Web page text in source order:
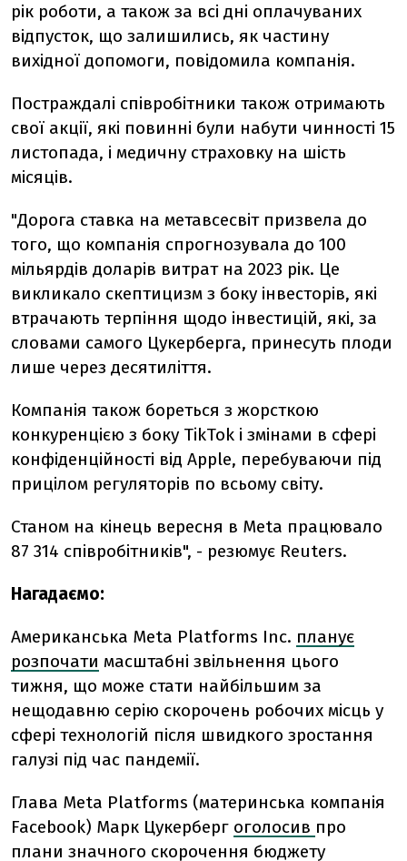
рік роботи, а також за всі дні оплачуваних
відпусток, що залишились, як частину
вихідної допомоги, повідомила компанія.
Постраждалі співробітники також отримають
свої акції, які повинні були набути чинності 15
листопада, і медичну страховку на шість
місяців.
"Дорога ставка на метавсесвіт призвела до
того, що компанія спрогнозувала до 100
мільярдів доларів витрат на 2023 рік. Це
викликало скептицизм з боку інвесторів, які
втрачають терпіння щодо інвестицій, які, за
словами самого Цукерберга, принесуть плоди
лише через десятиліття.
Компанія також бореться з жорсткою
конкуренцією з боку TikTok і змінами в сфері
конфіденційності від Apple, перебуваючи під
прицілом регуляторів по всьому світу.
Станом на кінець вересня в Meta працювало
87 314 співробітників", - резюмує Reuters.
Нагадаємо:
Американська Meta Platforms Inc. планує
розпочати масштабні звільнення цього
тижня, що може стати найбільшим за
нещодавню серію скорочень робочих місць у
сфері технологій після швидкого зростання
галузі під час пандемії.
Глава Meta Platforms (материнська компанія
Facebook) Марк Цукерберг оголосив про
плани значного скорочення бюджету